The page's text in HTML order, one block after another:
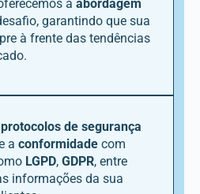
a abordagem
garantindo que sua
à frente das tendências
protocolos de segurança
a conformidade com
LGPD, GDPR, entre
informações da sua